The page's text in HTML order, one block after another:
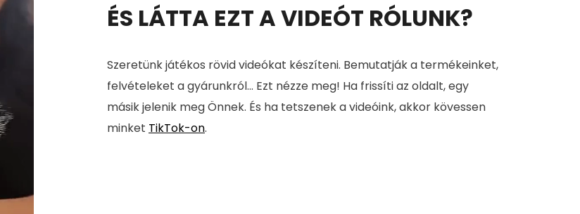
ÉS LÁTTA EZT A VIDEÓT RÓLUNK?
Szeretünk játékos rövid videókat készíteni. Bemutatják a termékeinket,
felvételeket a gyárunkról... Ezt nézze meg! Ha frissíti az oldalt, egy
másik jelenik meg Önnek. És ha tetszenek a videóink, akkor kövessen
minket TikTok-on.